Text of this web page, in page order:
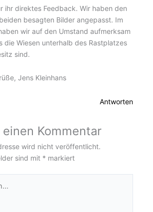
ihr direktes Feedback. Wir haben den
besagten Bilder angepasst. Im
wir auf den Umstand aufmerksam
die Wiesen unterhalb des Rastplatzes
sind.
Jens Kleinhans
Antworten
Kommentar
wird nicht veröffentlicht.
sind mit * markiert